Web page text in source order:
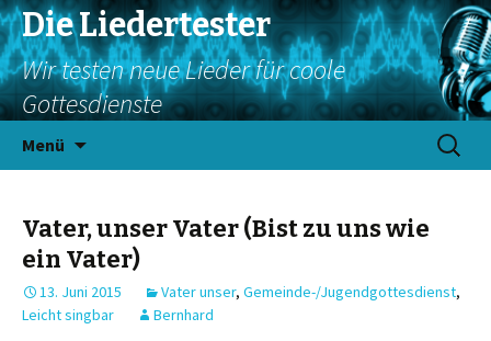
Die Liedertester
Wir testen neue Lieder für coole
Gottesdienste
Menü
Suchen
nach:
Vater, unser Vater (Bist zu uns wie
ein Vater)
13. Juni 2015 Vater unser, Gemeinde-/Jugendgottesdienst,
Leicht singbar
Bernhard